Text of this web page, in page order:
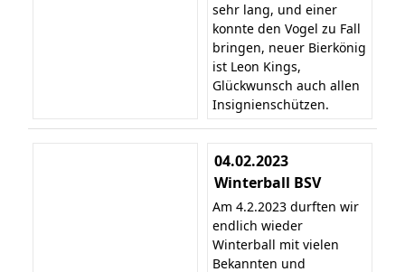
sehr lang, und einer
konnte den Vogel zu Fall
bringen, neuer Bierkönig
ist Leon Kings,
Glückwunsch auch allen
Insignienschützen.
04.02.2023
Winterball BSV
Am 4.2.2023 durften wir
endlich wieder
Winterball mit vielen
Bekannten und